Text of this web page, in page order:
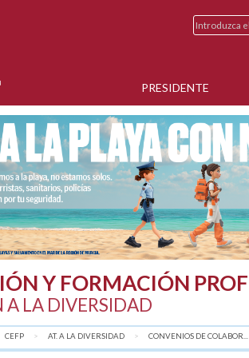
PRESIDENTE
Y FORMACIÓN
LA DIVERSIDAD
CEFP AT. A LA DIVERSIDAD CONVENIOS DE COLABOR...